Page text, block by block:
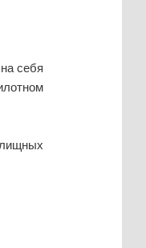
себя